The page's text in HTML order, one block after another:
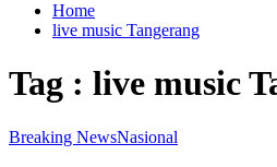
Home
live music Tangerang
Tag : live music
Breaking NewsNasional